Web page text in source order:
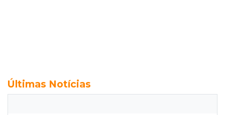
Últimas Notícias